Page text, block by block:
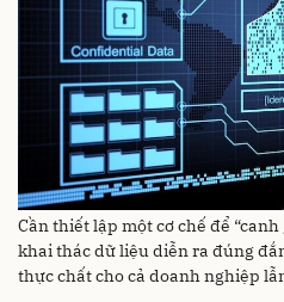
Cần thiết lập một cơ chế để
khai thác dữ liệu diễn ra đúng
thực chất cho cả doanh nghiệp